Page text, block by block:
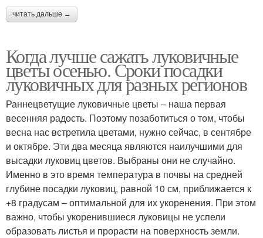
читать дальше →
Когда лучше сажать луковичные
цветы осенью. Сроки посадки
луковичных для разных регионов
Раннецветущие луковичные цветы – наша первая
весенняя радость. Поэтому позаботиться о том, чтобы
весна нас встретила цветами, нужно сейчас, в сентябре
и октябре. Эти два месяца являются наилучшими для
высадки луковиц цветов. Выбраны они не случайно.
Именно в это время температура в почвы на средней
глубине посадки луковиц, равной 10 см, приближается к
+8 градусам – оптимальной для их укоренения. При этом
важно, чтобы укоренившиеся луковицы не успели
образовать листья и прорасти на поверхность земли.